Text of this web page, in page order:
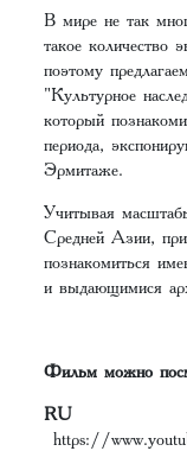
В мире не так
такое количество
поэтому
"Культурное
который
периода,
Эрмитаже.
Учитывая
Средней Азии,
познакомиться
и выдающимися
Фильм можно
RU
https://